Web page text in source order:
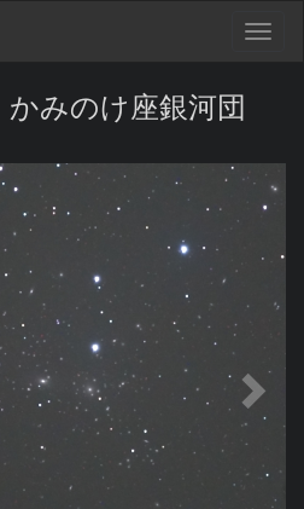
かみのけ座銀河団